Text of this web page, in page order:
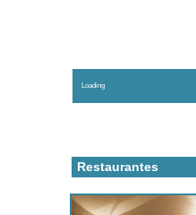
Loading
Restaurantes